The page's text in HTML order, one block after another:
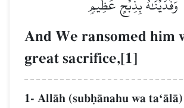
And We ransomed him
great sacrifice,[1]
1- AllŒh (subúŒnahu wa